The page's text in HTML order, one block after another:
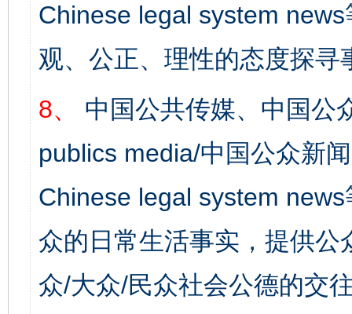
Chinese legal system
观、公正、理性的态度探寻
8、
中国公共传媒、中国公
publics media/中国公众新
Chinese legal system
众的日常生活事实，提供
众/大众/民众社会公德的交
网上购药对药下症？